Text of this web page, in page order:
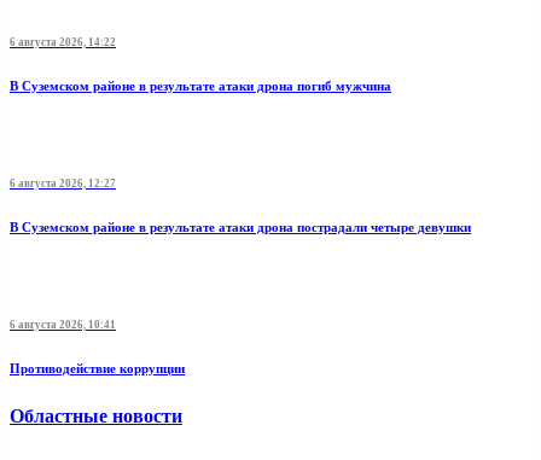
6 августа 2026, 14:22
В Суземском районе в результате атаки дрона погиб мужчина
6 августа 2026, 12:27
В Суземском районе в результате атаки дрона пострадали четыре девушки
6 августа 2026, 10:41
Противодействие коррупции
Областные новости